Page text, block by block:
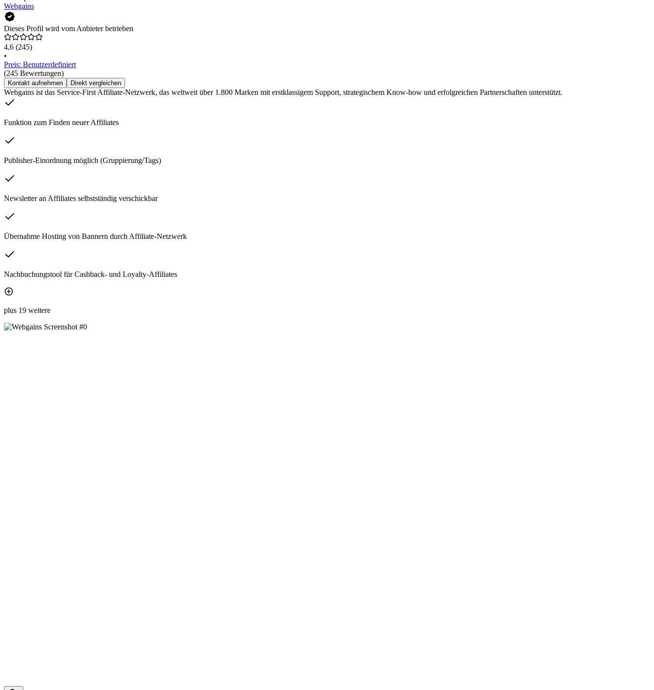
Webgains
Dieses Profil wird vom Anbieter betrieben
4,6 (245)
•
Preis: Benutzerdefiniert
(245 Bewertungen)
Kontakt aufnehmen Direkt vergleichen
Webgains ist das Service-First Affiliate-Netzwerk, das weltweit über 1.800 Marken mit erstklassigem Support, strategischem Know-how und erfolgreichen Partnerschaften unterstützt.
Funktion zum Finden neuer Affiliates
Publisher-Einordnung möglich (Gruppierung/Tags)
Newsletter an Affiliates selbstständig verschickbar
Übernahme Hosting von Bannern durch Affiliate-Netzwerk
Nachbuchungstool für Cashback- und Loyalty-Affiliates
plus 19 weitere